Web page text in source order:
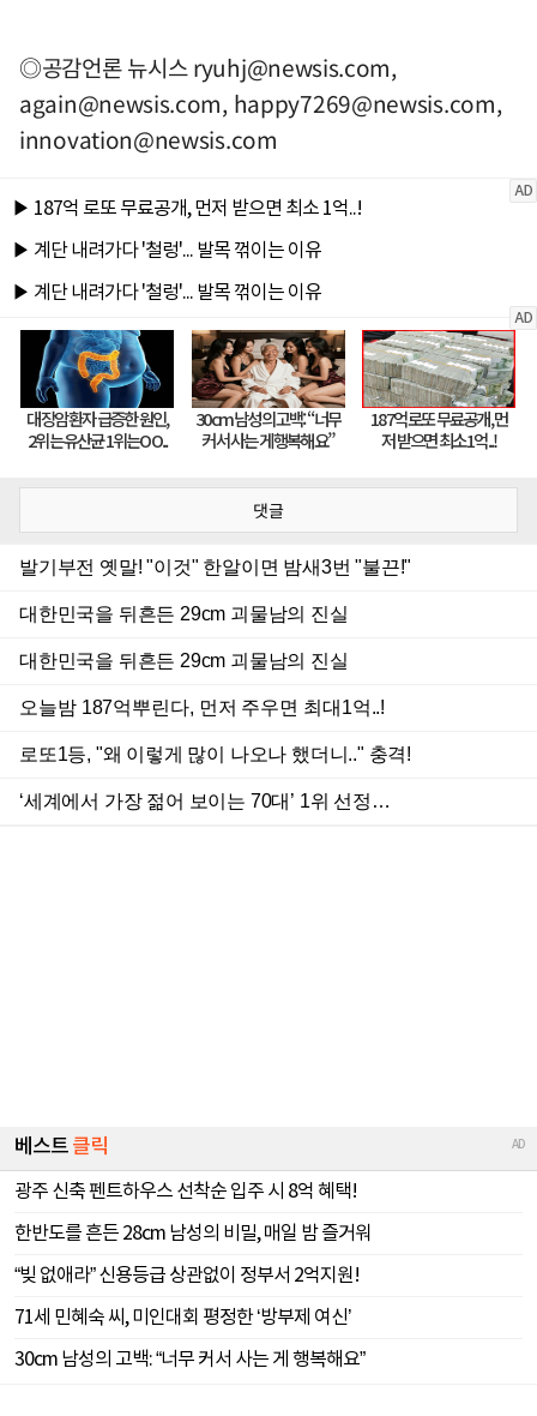
◎공감언론 뉴시스ryuhj@newsis.com,
again@newsis.com, happy7269@newsis.com,
innovation@newsis.com
댓글